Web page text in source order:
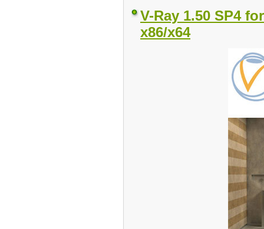
V-Ray 1.50 SP4
x86/x64